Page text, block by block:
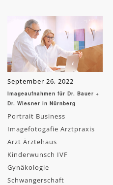
September 26, 2022
Imageaufnahmen für Dr. Bauer +
Dr. Wiesner in Nürnberg
Portrait Business
Imagefotogafie Arztpraxis
Arzt Ärztehaus
Kinderwunsch IVF
Gynäkologie
Schwangerschaft